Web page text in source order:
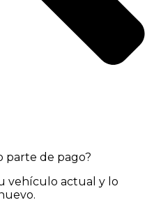
parte de pago?
vehículo actual y lo